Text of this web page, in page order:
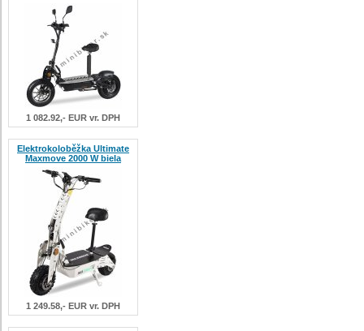
1 082.92,- EUR vr. DPH
Elektrokoloběžka Ultimate
Maxmove 2000 W biela
1 249.58,- EUR vr. DPH